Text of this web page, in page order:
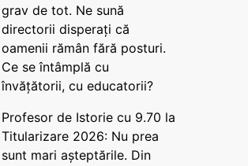
grav de tot. Ne sună
directorii disperați că
oamenii rămân fără posturi.
Ce se întâmplă cu
învățătorii, cu educatorii?
Profesor de Istorie cu 9.70 la
Titularizare 2026: Nu prea
sunt mari așteptările. Din